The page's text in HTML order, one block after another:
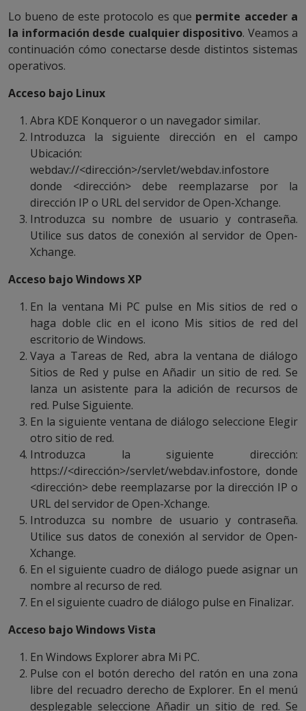
Lo bueno de este protocolo es que permite acceder a
la información desde cualquier dispositivo. Veamos a
continuación cómo conectarse desde distintos sistemas
operativos.
Acceso bajo Linux
Abra KDE Konqueror o un navegador similar.
Introduzca la siguiente dirección en el campo
Ubicación:
webdav://<dirección>/servlet/webdav.infostore
donde <dirección> debe reemplazarse por la
dirección IP o URL del servidor de Open-Xchange.
Introduzca su nombre de usuario y contraseña.
Utilice sus datos de conexión al servidor de Open-
Xchange.
Acceso bajo Windows XP
En la ventana Mi PC pulse en Mis sitios de red o
haga doble clic en el icono Mis sitios de red del
escritorio de Windows.
Vaya a Tareas de Red, abra la ventana de diálogo
Sitios de Red y pulse en Añadir un sitio de red. Se
lanza un asistente para la adición de recursos de
red. Pulse Siguiente.
En la siguiente ventana de diálogo seleccione Elegir
otro sitio de red.
Introduzca la siguiente dirección:
https://<dirección>/servlet/webdav.infostore, donde
<dirección> debe reemplazarse por la dirección IP o
URL del servidor de Open-Xchange.
Introduzca su nombre de usuario y contraseña.
Utilice sus datos de conexión al servidor de Open-
Xchange.
En el siguiente cuadro de diálogo puede asignar un
nombre al recurso de red.
En el siguiente cuadro de diálogo pulse en Finalizar.
Acceso bajo Windows Vista
En Windows Explorer abra Mi PC.
Pulse con el botón derecho del ratón en una zona
libre del recuadro derecho de Explorer. En el menú
desplegable seleccione Añadir un sitio de red. Se